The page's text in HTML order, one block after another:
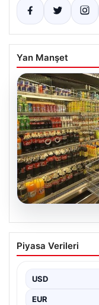
Yan Manşet
05.08.2026
Enflasyon
açıklanacak?
Piyasa Verileri
USD
EUR